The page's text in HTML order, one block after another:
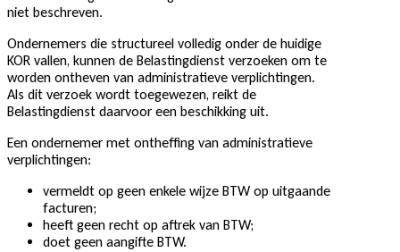
niet beschreven.
Ondernemers die structureel volledig onder de huidige
KOR vallen, kunnen de Belastingdienst verzoeken om te
worden ontheven van administratieve verplichtingen.
Als dit verzoek wordt toegewezen, reikt de
Belastingdienst daarvoor een beschikking uit.
Een ondernemer met ontheffing van administratieve
verplichtingen:
vermeldt op geen enkele wijze BTW op uitgaande
facturen;
heeft geen recht op aftrek van BTW;
doet geen aangifte BTW.